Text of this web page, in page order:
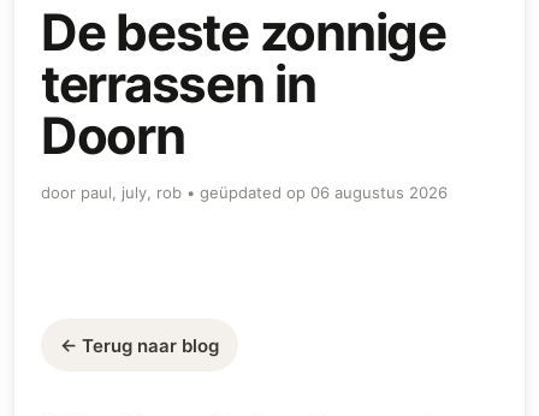
De beste zonnige
terrassen in
Doorn
door paul, july, rob • geüpdated op 06 augustus 2026
← Terug naar blog